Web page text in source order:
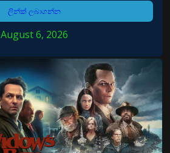
ලින්ක් ලබාගන්න
August 6, 2026